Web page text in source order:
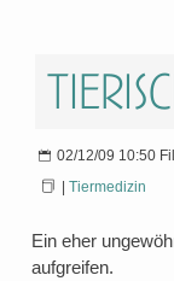
02/12/09 10:50
Tiermedizin
Ein eher
aufgreifen.